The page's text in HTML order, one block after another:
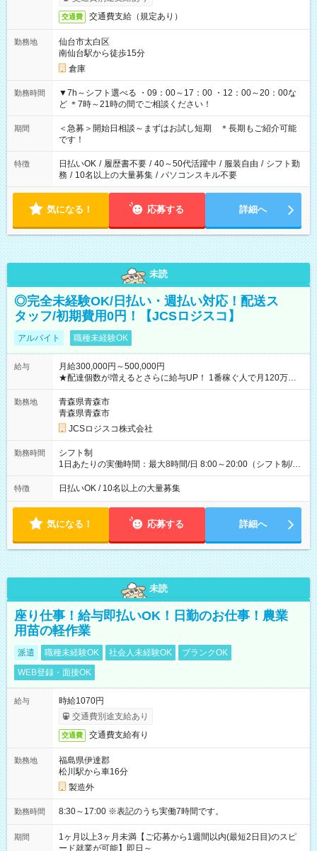
交通費 交通費支給（規定あり）
勤務地
仙台市太白区
南仙台駅から徒歩15分
倉庫
勤務時間
▼7h～シフト選べる ・09：00～17：00 ・12：00～20：00な
ど ＊7時～21時の間でご相談ください！
期間
＜急募＞開始日相談～まずはお試し短期 ＊長期もご紹介可能
です！
特徴 日払いOK / 履歴書不要 / 40～50代活躍中 / 服装自由 / シフト勤
務 / 10名以上の大量募集 / パソコンスキル不要
気になる！ 応募する 詳細へ
未読
◎完全未経験OK/日払い・週払い対応！配送ス
タッフ/初期費用0円！【JCSロジスコ】
アルバイト 職種未経験OK
給与
月給300,000円～500,000円
★配達個数が増えるとさらに給与UP！ 1番稼ぐ人で月120万ほ
ど！ ・主要都市エリア 月収55万円／週5日稼働 月収65万~112
万円／週6日稼働 ・地方郊外エリア 月収40万円／週5日稼働 月
収40万円~50万円／週6日稼働 ＜モデルイメージ＞ ■月収50万
円 (27歳男性/江東区在住)※元建築関係 1日150個配達×25日勤務
(日休み) ■月収80万円(43歳男性/墨田区在住)※元営業 1日200個
勤務地
青森県青森市
青森県青森市
JCSロジスコ株式会社
勤務時間
シフト制
1日あたりの実働時間：最大8時間/日 8:00～20:00（シフト制/実
働8時間） ※週5日勤務（場所次第では週4も有り） ※配達状況
によって時間外での勤務可能性有り ※案件により多少の前後あ
特徴 日払いOK / 10名以上の大量募集
気になる！ 応募する 詳細へ
未読
座り仕事！給与即払いOK！日勤のお仕事！農業
用苗の軽作業
派遣 職種未経験OK 社会人未経験OK
ブランクOK
WEB登録・面接OK
給与
時給1070円
交通費別途支給あり
交通費 交通費支給有り
勤務地
福島県伊達郡
松川駅から車16分
製造外
勤務時間 8:30～17:00 ※表記のうち実働7時間です。
期間
1ヶ月以上3ヶ月未満【ご応募から1週間以内(最短2日目)のスピ
ード就業が可能】即日～